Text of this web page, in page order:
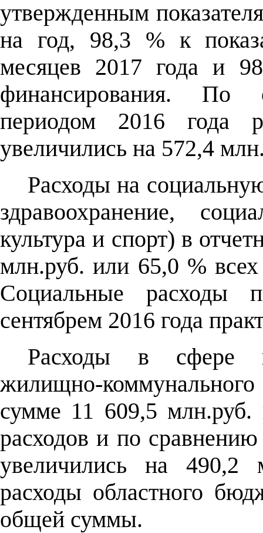
утвержденным
на год, 98,3 % к
месяцев 2017 года и
финансирования. По
периодом 2016 года
увеличились на 572,4
Расходы на
здравоохранение,
культура и спорт) в
млн.руб. или 65,0 %
Социальные расходы
сентябрем 2016 года
Расходы в сфере
жилищно-
сумме 11 609,5
расходов и по
увеличились на 490,2
расходы областного
общей суммы.